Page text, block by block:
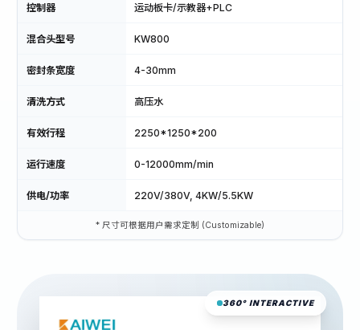
控制器 运动板卡/示教器+PLC
混合头型号 KW800
密封条宽度 4-30mm
清洗方式 高压水
有效行程 2250*1250*200
运行速度 0-12000mm/min
供电/功率 220V/380V, 4KW/5.5KW
* 尺寸可根据用户需求定制 (Customizable)
360° INTERACTIVE